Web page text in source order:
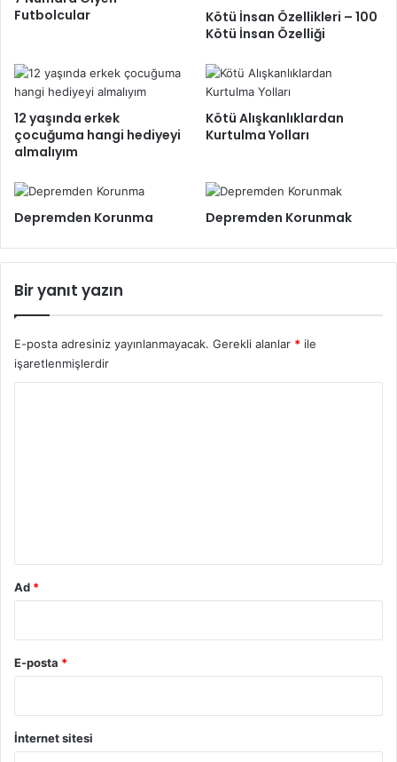
Futbolcular
Kötü İnsan Özellikleri – 100
Kötü İnsan Özelliği
12 yaşında erkek
çocuğuma hangi hediyeyi
almalıyım
Kötü Alışkanlıklardan
Kurtulma Yolları
Depremden Korunma Depremden Korunmak
Bir yanıt yazın
E-posta adresiniz yayınlanmayacak. Gerekli alanlar * ile
işaretlenmişlerdir
Ad *
E-posta *
İnternet sitesi